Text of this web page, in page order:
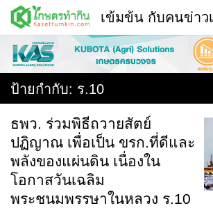
Skip
content
พืช
หน้าแรก
แวดวงเกษตร
ใคร ทำอะไร ที่ไหน
สถานีข่าววันนี้
เข้มข้น กับคนข่าว
ป้ายกำกับ: ร.10
ธพว. ร่วมพิธีถวายสัตย์
ปฏิญาณ เพื่อเป็น ขรก.ที่ดีและ
พลังของแผ่นดิน เนื่องใน
โอกาสวันเฉลิม
พระชนมพรรษาในหลวง ร.10